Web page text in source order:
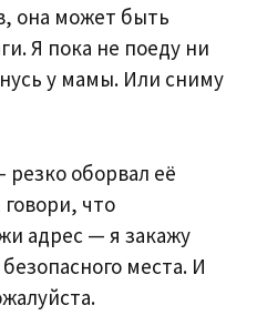
она может быть
Я пока не поеду ни
у мамы. Или сниму
оборвал её
что
адрес — я закажу
места. И